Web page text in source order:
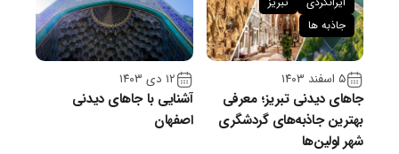
۵ اسفند ۱۴۰۳
جاهای دیدنی تبریز؛ معرفی
بهترین جاذبه‌های گردشگری
شهر اولین‌ها
جاذبه ها
۱۲ دی ۱۴۰۳
آشنایی با جاهای دیدنی
اصفهان